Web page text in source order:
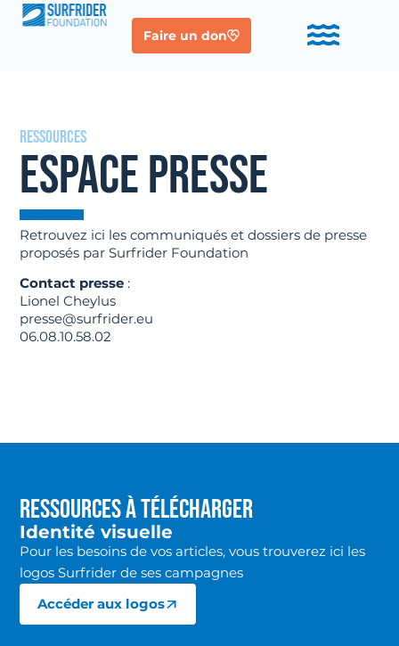
Faire un don
Ressources
ESPACE PRESSE
Retrouvez ici les communiqués et dossiers de presse
proposés par Surfrider Foundation
Contact presse :
Lionel Cheylus
presse@surfrider.eu
06.08.10.58.02
Ressources à télécharger
Identité visuelle
Pour les besoins de vos articles, vous trouverez ici les
logos Surfrider de ses campagnes
Accéder aux logos